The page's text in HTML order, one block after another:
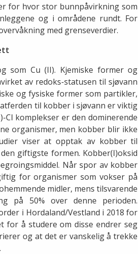
for hvor stor bunnpåvirkning som
og i områdene rundt. For
med grenseverdier.
som Cu (II). Kjemiske former og
av redoks-statusen til sjøvann
og fysiske former som partikler,
til kobber i sjøvann er viktig
komplekser er den dominerende
organismer, men kobber blir ikke
viser at opptak av kobber til
giftigste formen. Kobber(I)oksid
Når spor av kobber
for organismer som vokser på
midler, mens tilsvarende
på 50% over denne perioden.
i Hordaland/Vestland i 2018 for
for å studere om disse endrer seg
og at det er vanskelig å trekke